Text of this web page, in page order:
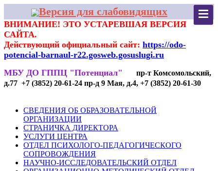
Версия для слабовидящих
ВНИМАНИЕ! ЭТО УСТАРЕВШАЯ ВЕРСИЯ
САЙТА.
Действующий официальный сайт: https://odo-
potencial-barnaul-r22.gosweb.gosuslugi.ru
МБУ ДО ГППЦ "Потенциал"
пр-т Комсомольский,
д.77 +7 (3852) 20-61-24 пр-д 9 Мая, д.4, +7 (3852) 20-61-30
СВЕДЕНИЯ ОБ ОБРАЗОВАТЕЛЬНОЙ
ОРГАНИЗАЦИИ
СТРАНИЧКА ДИРЕКТОРА
УСЛУГИ ЦЕНТРА
ОТДЕЛ ПСИХОЛОГО-ПЕДАГОГИЧЕСКОГО
СОПРОВОЖДЕНИЯ
НАУЧНО-ИССЛЕДОВАТЕЛЬСКИЙ ОТДЕЛ